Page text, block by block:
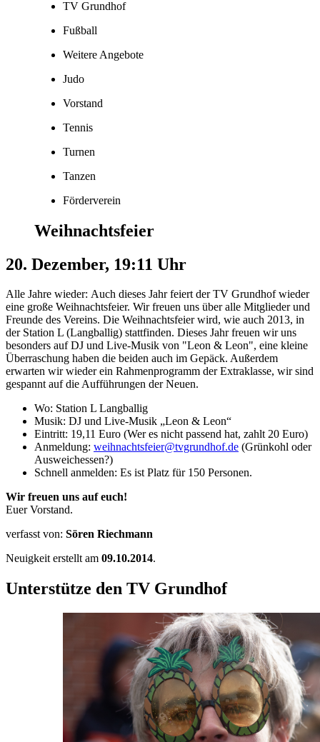
TV Grundhof
Fußball
Weitere Angebote
Judo
Vorstand
Tennis
Turnen
Tanzen
Förderverein
Weihnachtsfeier
20. Dezember, 19:11 Uhr
Alle Jahre wieder: Auch dieses Jahr feiert der TV Grundhof wieder
eine große Weihnachtsfeier. Wir freuen uns über alle Mitglieder und
Freunde des Vereins. Die Weihnachtsfeier wird, wie auch 2013, in
der Station L (Langballig) stattfinden. Dieses Jahr freuen wir uns
besonders auf DJ und Live-Musik von "Leon & Leon", eine kleine
Überraschung haben die beiden auch im Gepäck. Außerdem
erwarten wir wieder ein Rahmenprogramm der Extraklasse, wir sind
gespannt auf die Aufführungen der Neuen.
Wo: Station L Langballig
Musik: DJ und Live-Musik „Leon & Leon“
Eintritt: 19,11 Euro (Wer es nicht passend hat, zahlt 20 Euro)
Anmeldung: weihnachtsfeier@tvgrundhof.de (Grünkohl oder
Ausweichessen?)
Schnell anmelden: Es ist Platz für 150 Personen.
Wir freuen uns auf euch!
Euer Vorstand.
verfasst von: Sören Riechmann
Neuigkeit erstellt am 09.10.2014.
Unterstütze den TV Grundhof